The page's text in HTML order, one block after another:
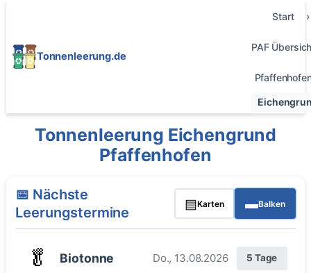
Tonnenleerung.de
Start
PAF
Tonnenleerung Eichengrund
Pfaffenhofen
📅 Nächste
Leerungstermine
▤Karten ▬Balken
🥬 Biotonne Do., 13.08.2026 5 Tage